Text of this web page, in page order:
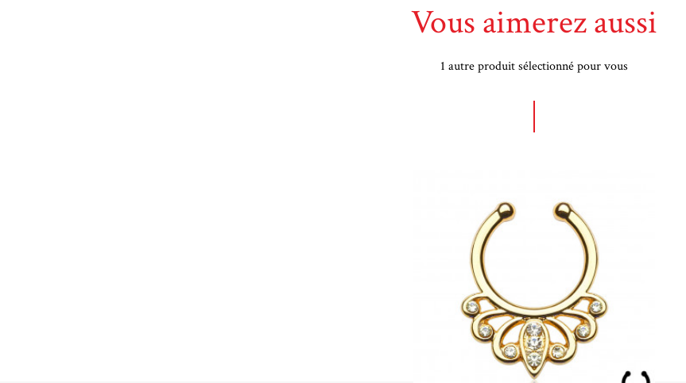
Vous aimerez aussi
1 autre produit sélectionné pour vous